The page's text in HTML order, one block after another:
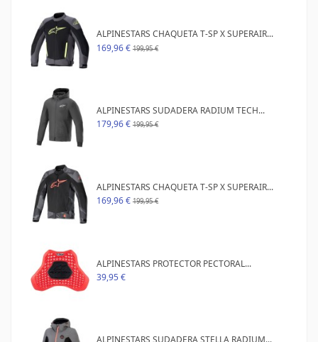
ALPINESTARS CHAQUETA T-SP X SUPERAIR...
169,96 € 199,95 €
ALPINESTARS SUDADERA RADIUM TECH...
179,96 € 199,95 €
ALPINESTARS CHAQUETA T-SP X SUPERAIR...
169,96 € 199,95 €
ALPINESTARS PROTECTOR PECTORAL...
39,95 €